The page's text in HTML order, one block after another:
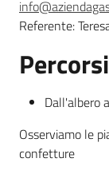
progetti
Referente:
Dall'albero
Osserviamo le
confetture